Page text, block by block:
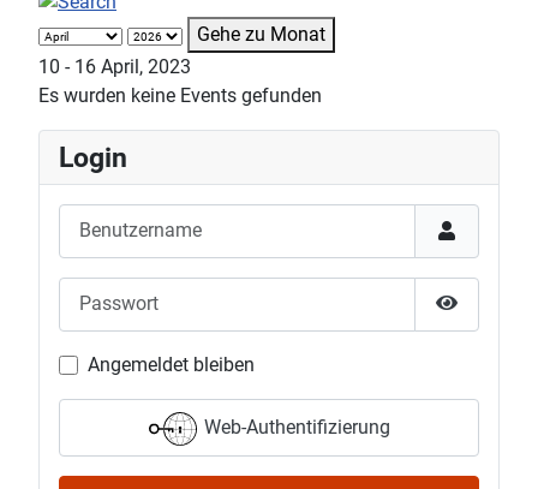
Gehe zu Monat
10 - 16 April, 2023
Es wurden keine Events gefunden
Login
Passwort
Passwort
Angemeldet bleiben
Web-Authentifizierung